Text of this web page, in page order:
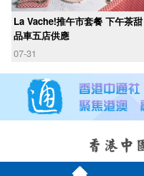
La Vache!推午市套餐 下午茶甜
品車五店供應
07-31